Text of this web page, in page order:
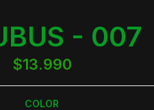
- 007
$13.990
COLOR